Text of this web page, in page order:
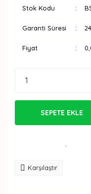
Stok Kodu
Garanti Süresi
Fiyat
SEPETE EKLE
Karşılaştır